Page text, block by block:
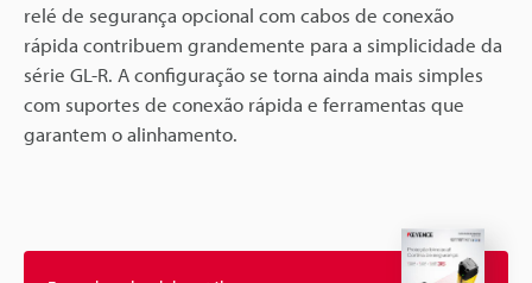
relé de segurança opcional com cabos de conexão
rápida contribuem grandemente para a simplicidade da
série GL-R. A configuração se torna ainda mais simples
com suportes de conexão rápida e ferramentas que
garantem o alinhamento.